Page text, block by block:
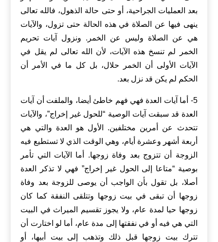
بعد العمليات الجراحية، أو حتى حالة الذهول، فالله تعالى
ينهى فيها عن الصلاة في هذه الحالة حتى تزول، والآيات
هي عن الصلاة وليس عن الخمر. ونزول آيات تحريم
الخمر لم تنسخ هذه الآيات، لأن الله تعالى لم يقل في
الآيات الأولى أن الخمر حلال، بل كل ما في الأمر أن
الحكم لم يكن قد نزل بعد.
5- أما آيات العدة فهي فهم خاطئ أيضا، والملفت أن آيات
العدة قد سبقت آيات الوصية “للحول غير إخراج”، والآيات
تتحدث عن أمرين مختلفين. الأول هو العدة والتي هي
أربعة أشهر وعشرة أيام، وهي الوقت الذي لا تستطيع فيه
الزوجة أن تتزوج بعد وفاة زوجها. أما الآيات التي تأمر
بوصية “متاعا إلى الحول غير إخراج” فهي لا تذكر العدة
أصلا، بل تقول بأن الواجب أن يوصى للزوجة بعد وفاة
زوجها أن تبقى في بيت زوجها وتتلقى النفقة كما كان
زوجها حيا لمدة عام، ولا يجوز تقسيم الميراث في البيت
التي هي فيه أو في نفقتها إلى مدة عام، أما لو اختارت أن
تترك بيت زوجها قبل ذلك وتذهب إلى بيت أبيها، أو